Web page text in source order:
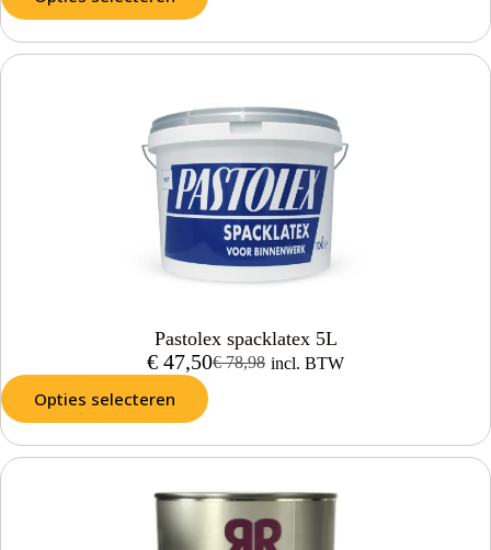
Pastolex spacklatex 5L
€78,98
€ 47,50 incl. BTW
Opties selecteren